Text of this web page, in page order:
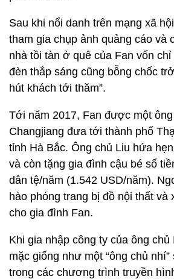
Sau khi nổi danh trên mạng xã
tham gia chụp ảnh quảng cáo và
nhà tồi tàn ở quê của Fan vốn
đèn thắp sáng cũng bỗng chốc
hút khách tới thăm”.
Tới năm 2017, Fan được một
Changjiang đưa tới thành phố
tỉnh Hà Bắc. Ông chủ Liu hứa
và còn tặng gia đình cậu bé số
dân tệ/năm (1.542 USD/năm).
hào phóng trang bị đồ nội thất và
cho gia đình Fan.
Khi gia nhập công ty của ông
mặc giống như một “ông chủ
trong các chương trình truyền